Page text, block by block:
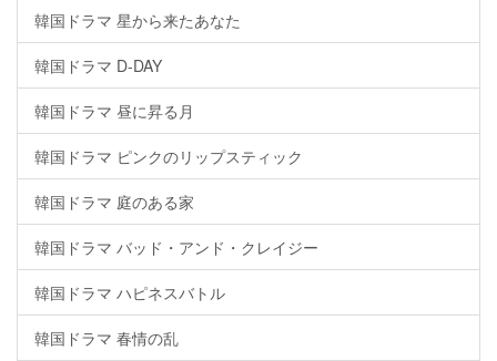
韓国ドラマ 星から来たあなた
韓国ドラマ D-DAY
韓国ドラマ 昼に昇る月
韓国ドラマ ピンクのリップスティック
韓国ドラマ 庭のある家
韓国ドラマ バッド・アンド・クレイジー
韓国ドラマ ハピネスバトル
韓国ドラマ 春情の乱